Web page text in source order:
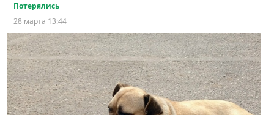
Потерялись
28 марта 13:44